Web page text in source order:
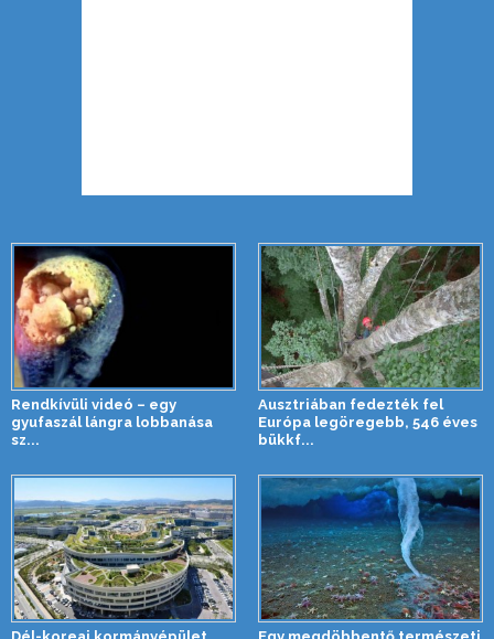
Rendkívüli videó – egy
gyufaszál lángra lobbanása
sz...
Ausztriában fedezték fel
Európa legöregebb, 546 éves
bükkf...